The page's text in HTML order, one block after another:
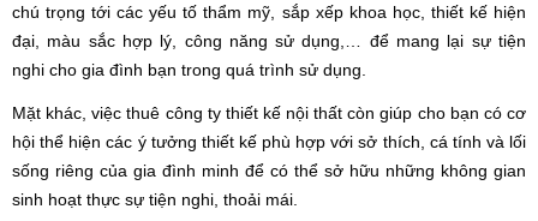
chú trọng tới các yếu tố thẩm mỹ, sắp xếp khoa học, thiết kế hiện
đại, màu sắc hợp lý, công năng sử dụng,… để mang lại sự tiện
nghi cho gia đình bạn trong quá trình sử dụng.
Mặt khác, việc thuê công ty thiết kế nội thất còn giúp cho bạn có cơ
hội thể hiện các ý tưởng thiết kế phù hợp với sở thích, cá tính và lối
sống riêng của gia đình minh để có thể sở hữu những không gian
sinh hoạt thực sự tiện nghi, thoải mái.